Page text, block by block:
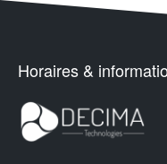
Horaires &